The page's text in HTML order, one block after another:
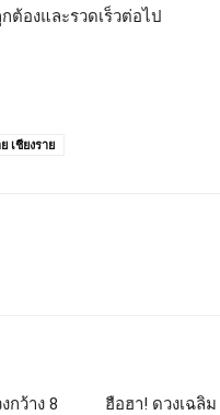
ต้องและรวดเร็วต่อไป
เชียงราย
กว้าง 8
ฮือฮา! ดวงเฉลิ